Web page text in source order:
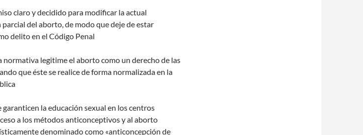
claro y decidido para modificar la actual
del aborto, de modo que deje de estar
delito en el Código Penal
normativa legitime el aborto como un derecho de las
que éste se realice de forma normalizada en la
garanticen la educación sexual en los centros
a los métodos anticonceptivos y al aborto
denominado como «anticoncepción de